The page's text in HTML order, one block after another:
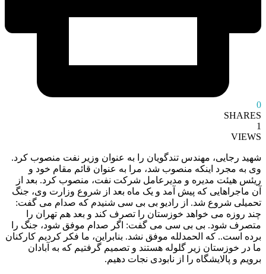
0
SHARES
1
VIEWS
شهید رجایی، مهندس تندگویان را به عنوان وزیر نفت منصوب کرد.
وی به مجرد اینکه منصوب شد، مرا به عنوان قائم مقام خود و
ریئس هیئت مدیره و مدیرعامل شرکت نفت، منصوب کرد. بعد از
آن ماجراهایی که پیش آمد و یک ماه بعد از شروع وزارت وی، جنگ
تحمیلی شروع شد. از رادیو بی بی سی شنیدم که صدام می گفت:
چند روزه می خواهد خوزستان را تصرف کند و بعد هم تهران را
متصرف شود. بی بی سی می گفت: اگر صدام موفق شود، جنگ را
برده است.. که الحمدلله موفق نشد. بنابراین، ما فکر کردیم کارکنان
ما در خوزستان زیر گلوله هستند و تصمیم گرفتیم که به آبادان
برویم و پالایشگاه را از نابودی نجات دهیم.